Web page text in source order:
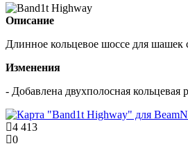
Описание
Длинное кольцевое шоссе для
Изменения
- Добавлена двухполосная кольцевая
4 413
0